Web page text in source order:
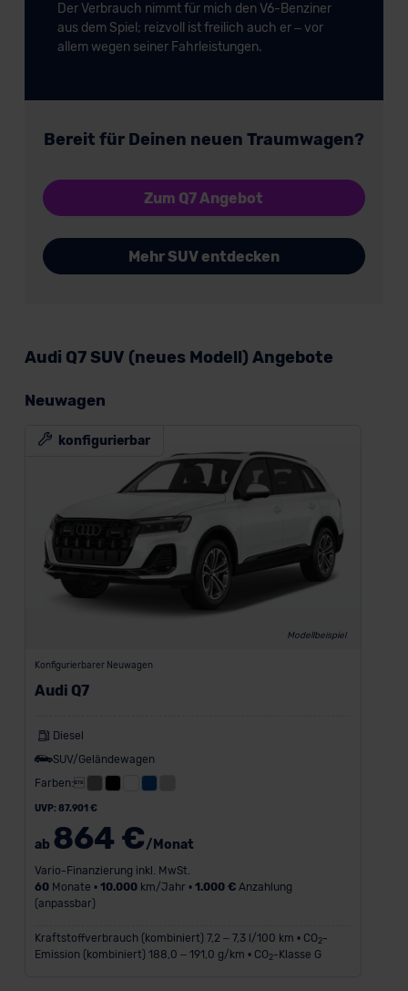
Der Verbrauch nimmt für mich den V6-Benziner
aus dem Spiel; reizvoll ist freilich auch er – vor
allem wegen seiner Fahrleistungen.
Bereit für Deinen neuen Traumwagen?
Zum Q7 Angebot
Mehr SUV entdecken
Audi Q7 SUV (neues Modell) Angebote
Neuwagen
Modellbeispiel
konfigurierbar
Konfigurierbarer Neuwagen
Audi Q7
Diesel
SUV/Geländewagen
Farben:
UVP: 87.901 €
ab 864 €/Monat
Vario-Finanzierung inkl. MwSt.
60Monate • 10.000km/Jahr • 1.000 €Anzahlung
(anpassbar)
Kraftstoffverbrauch (kombiniert) 7,2 – 7,3 l/100 km • CO2-
Emission (kombiniert) 188,0 – 191,0 g/km • CO2-Klasse G